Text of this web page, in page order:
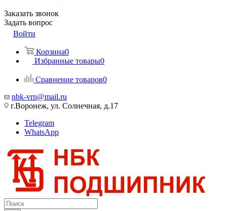
Заказать звонок
Задать вопрос
Войти
Корзина0
Избранные товары0
Сравнение товаров0
nbk-vrn@mail.ru
г.Воронеж, ул. Солнечная, д.17
Telegram
WhatsApp